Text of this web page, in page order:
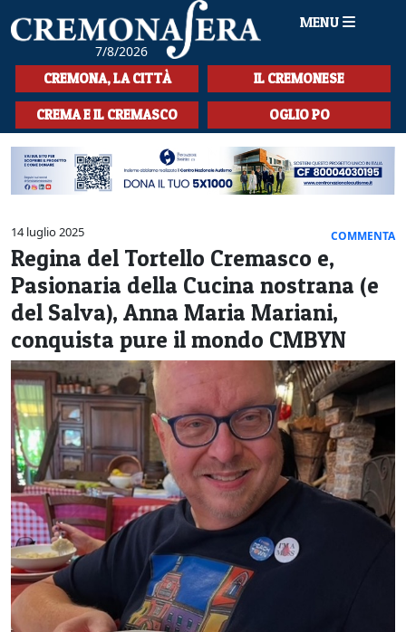
7/8/2026
MENU
HOME
CRONACA
SPORT
LA MUSICA
CULTURA
LA STORIA
SPETTACOLI
L'EDITORIALE
SEZIONI
CERCA
CREMONA, LA CITTÀ IL CREMONESE
CREMA E IL CREMASCO OGLIO PO
14 luglio 2025 COMMENTA
Regina del Tortello Cremasco e,
Pasionaria della Cucina nostrana (e
del Salva), Anna Maria Mariani,
conquista pure il mondo CMBYN